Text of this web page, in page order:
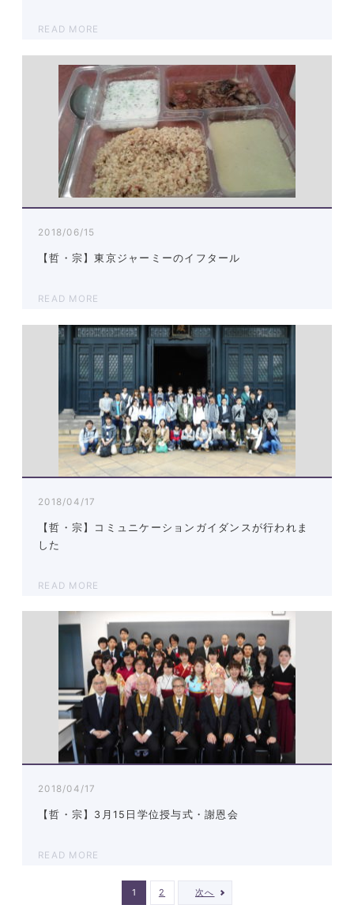
READ MORE
2018/06/15
【哲・宗】東京ジャーミーのイフタール
READ MORE
2018/04/17
【哲・宗】コミュニケーションガイダンスが行われま
した
READ MORE
2018/04/17
【哲・宗】3月15日学位授与式・謝恩会
READ MORE
1 2 次へ